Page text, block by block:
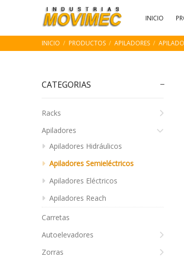
INICIO
INICIO PRODUCTOS APILADORES
CATEGORIAS
Racks
Apiladores
Apiladores Hidráulicos
Apiladores Semieléctricos
Apiladores Eléctricos
Apiladores Reach
Carretas
Autoelevadores
Zorras